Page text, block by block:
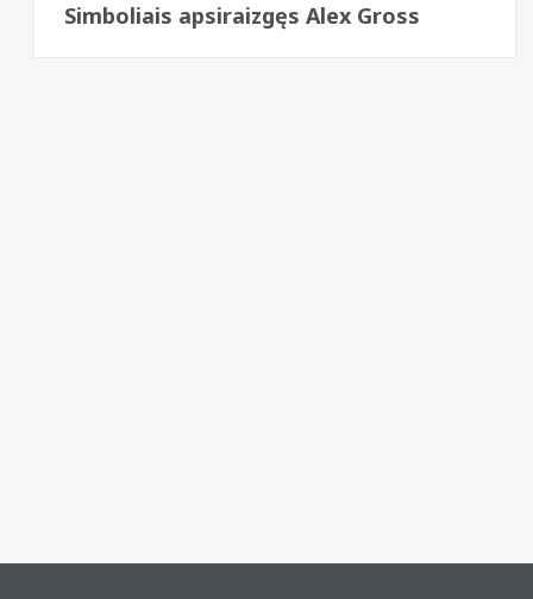
Simboliais apsiraizgęs Alex Gross